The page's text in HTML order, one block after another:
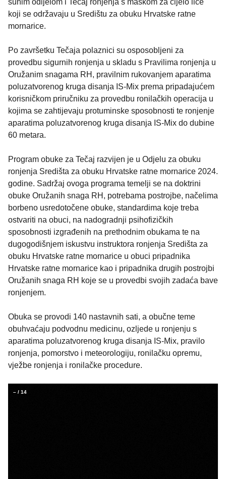
suhim odijelom i Tečaj ronjenja s maskom za cijelo lice
koji se održavaju u Središtu za obuku Hrvatske ratne
mornarice.
Po završetku Tečaja polaznici su osposobljeni za
provedbu sigurnih ronjenja u skladu s Pravilima ronjenja u
Oružanim snagama RH, pravilnim rukovanjem aparatima
poluzatvorenog kruga disanja IS-Mix prema pripadajućem
korisničkom priručniku za provedbu ronilačkih operacija u
kojima se zahtijevaju protuminske sposobnosti te ronjenje
aparatima poluzatvorenog kruga disanja IS-Mix do dubine
60 metara.
Program obuke za Tečaj razvijen je u Odjelu za obuku
ronjenja Središta za obuku Hrvatske ratne mornarice 2024.
godine. Sadržaj ovoga programa temelji se na doktrini
obuke Oružanih snaga RH, potrebama postrojbe, načelima
borbeno usredotočene obuke, standardima koje treba
ostvariti na obuci, na nadogradnji psihofizičkih
sposobnosti izgrađenih na prethodnim obukama te na
dugogodišnjem iskustvu instruktora ronjenja Središta za
obuku Hrvatske ratne mornarice u obuci pripadnika
Hrvatske ratne mornarice kao i pripadnika drugih postrojbi
Oružanih snaga RH koje se u provedbi svojih zadaća bave
ronjenjem.
Obuka se provodi 140 nastavnih sati, a obučne teme
obuhvaćaju podvodnu medicinu, ozljede u ronjenju s
aparatima poluzatvorenog kruga disanja IS-Mix, pravilo
ronjenja, pomorstvo i meteorologiju, ronilačku opremu,
vježbe ronjenja i ronilačke procedure.
– / 14